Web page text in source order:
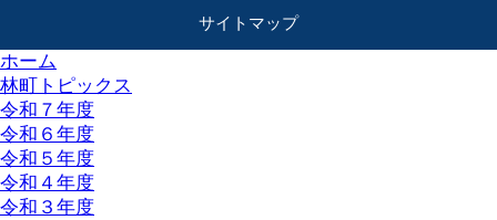
サイトマップ
ホーム
林町トピックス
令和７年度
令和６年度
令和５年度
令和４年度
令和３年度